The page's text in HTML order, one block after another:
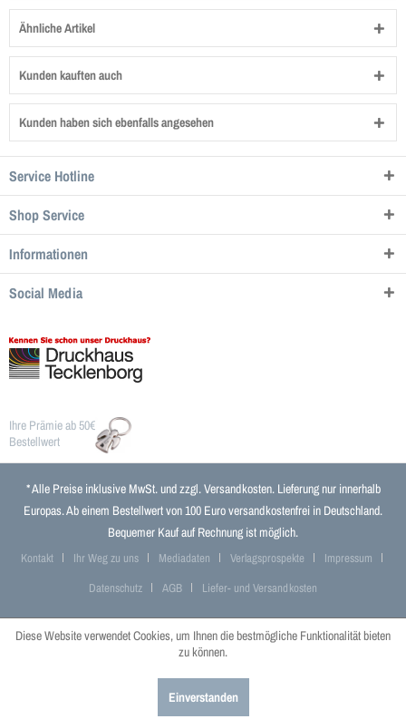
Ähnliche Artikel
Kunden kauften auch
Kunden haben sich ebenfalls angesehen
Service Hotline
Shop Service
Informationen
Social Media
Ihre Prämie ab 50€
Bestellwert
* Alle Preise inklusive MwSt. und zzgl.Versandkosten. Lieferung nur innerhalb
Europas. Ab einem Bestellwert von 100 Euro versandkostenfrei in Deutschland.
Bequemer Kauf auf Rechnung ist möglich.
Kontakt Ihr Weg zu uns Mediadaten Verlagsprospekte
Impressum
Datenschutz
AGB Liefer- und Versandkosten
Diese Website verwendet Cookies, um Ihnen die bestmögliche Funktionalität bieten
zu können.
Einverstanden